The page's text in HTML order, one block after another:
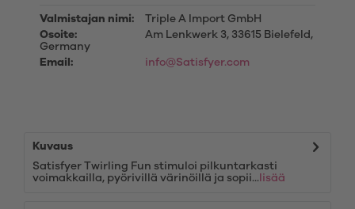
Valmistajan nimi:
Triple A Import GmbH
Osoite:
Am Lenkwerk 3, 33615 Bielefeld,
Germany
Email:
info@Satisfyer.com
Kuvaus
Satisfyer Twirling Fun stimuloi pilkuntarkasti
voimakkailla, pyörivillä värinöillä ja sopii... lisää